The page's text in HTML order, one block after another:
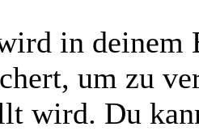
in deinem
um zu
wird. Du